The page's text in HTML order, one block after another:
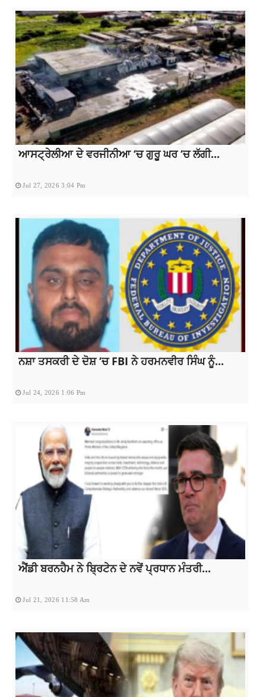
ਆਸਟ੍ਰੇਲੀਆ ਦੇ ਵਰਜੀਨੀਆ ‘ਚ ਗੁਰੂ ਘਰ ‘ਚ ਲੱਗੀ...
Jul 27, 2026 3:04 Pm
ਨਸ਼ਾ ਤਸਕਰੀ ਦੇ ਦੋਸ਼ ‘ਚ FBI ਨੇ ਹਰਮਨਵੀਰ ਸਿੰਘ ਨੂੰ...
Jul 24, 2026 1:06 Pm
ਐਂਡੀ ਬਰਨਹੈਮ ਨੇ ਬ੍ਰਿਟੇਨ ਦੇ ਨਵੇਂ ਪ੍ਰਧਾਨ ਮੰਤਰੀ...
Jul 21, 2026 11:58 Am